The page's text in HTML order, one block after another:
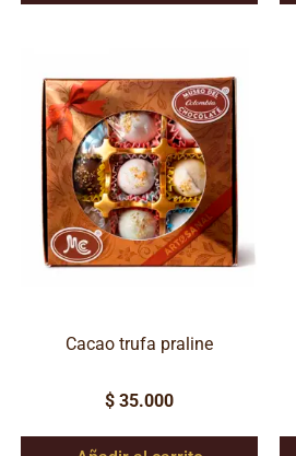
Cacao trufa praline
$ 35.000